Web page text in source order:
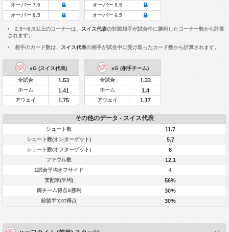
オーバー 7.5
オーバー 8.5
オーバー 5.5
オーバー 6.5
2.5〜8.5以上のコーナーは、 スイス代表の対戦相手が試合中に勝利したコーナー数から計算
されます。
相手のカード数は、 スイス代表の相手が試合中に受け取ったカード数から計算されます。
xG (スイス代表)
全試合 1.53
ホーム 1.41
アウェイ 1.75
xG (相手チーム)
全試合 1.33
ホーム 1.4
アウェイ 1.17
その他のデータ - スイス代表
シュート数 11.7
シュート数(オンターゲット) 5.7
シュート数(オフターゲット) 6
ファウル数 12.1
1試合平均オフサイド 4
支配率(平均) 56%
両チーム得点&勝利 30%
前後半での得点 30%